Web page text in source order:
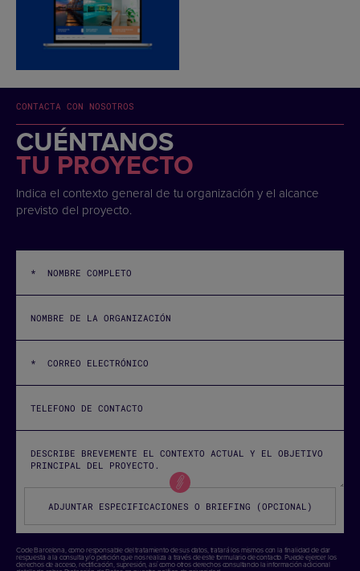
CONTACTA CON NOSOTROS
CUÉNTANOS
TU PROYECTO
Indica el contexto general de tu organización y el alcance
previsto del proyecto.
ADJUNTAR ESPECIFICACIONES O BRIEFING (OPCIONAL)
Code Barcelona, como responsable del tratamiento de sus datos, tratará los mismos con la finalidad de dar
respuesta a la consulta y/o petición que nos realiza a través de este formulario de contacto. Puede ejercer los
derechos de acceso, rectificación, supresión, así como otros derechos consultando la información adicional